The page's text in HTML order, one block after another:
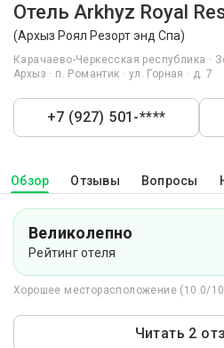
Отель Arkhyz Royal
(Архыз Роял Резорт энд Спа)
Карачаево-Черкесская республика ·
Архыз · п. Романтик · ул. Горная · д. 7
+7 (927) 501-****
Обзор Отзывы Вопросы
Великолепно
Рейтинг отеля
Хорошее месторасположение (10.0/
Читать 2